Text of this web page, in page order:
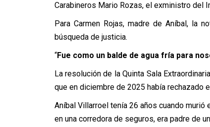
Carabineros Mario Rozas, el exministro del
Para Carmen Rojas, madre de Aníbal, la
búsqueda de justicia.
“Fue como un balde de agua fría para
La resolución de la Quinta Sala
que en diciembre de 2025 había rechazado
Aníbal Villarroel tenía 26 años cuando murió
en una corredora de seguros, era padre de